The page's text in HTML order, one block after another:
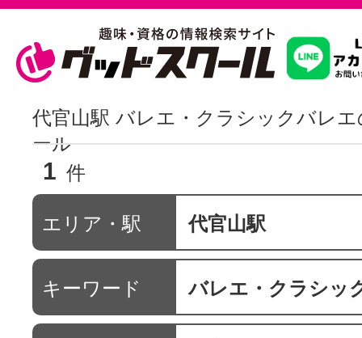
習いたいこ
駅・路線か
通信講座を
代官山駅 バレエ・クラシックバレ
ール
1 件
エリア・駅 代官山駅
キーワード バレエ・クラシッ